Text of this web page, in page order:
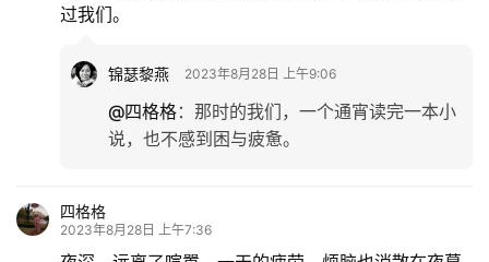
过我们。
锦瑟黎燕 2023年8月28日 上午9:06
@四格格： 那时的我们，一个通宵读完一本小
说，也不感到困与疲惫。
四格格
2023年8月28日 上午7:36